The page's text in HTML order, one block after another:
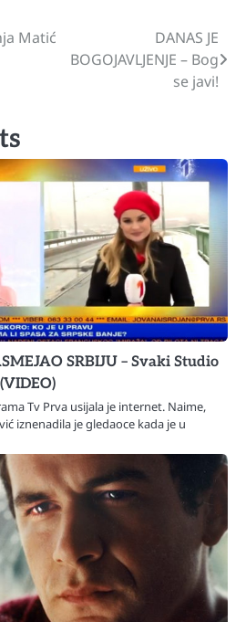
Matić
DANAS JE
BOGOJAVLJENJE – Bog
se javi!
SRBIJU – Svaki Studio
Tv Prva usijala je internet. Naime,
iznenadila je gledaoce kada je u